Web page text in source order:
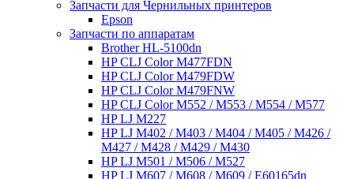
Запчасти для Чернильных принтеров
Epson
Запчасти по аппаратам
Brother HL-5100dn
HP CLJ Color M477FDN
HP CLJ Color M479FDW
HP CLJ Color M479FNW
HP CLJ Color M552 / M553 / M554 / M577
HP LJ M227
HP LJ M402 / M403 / M404 / M405 / M426 /
M427 / M428 / M429 / M430
HP LJ M501 / M506 / M527
HP LJ M607 / M608 / M609 / E60165dn